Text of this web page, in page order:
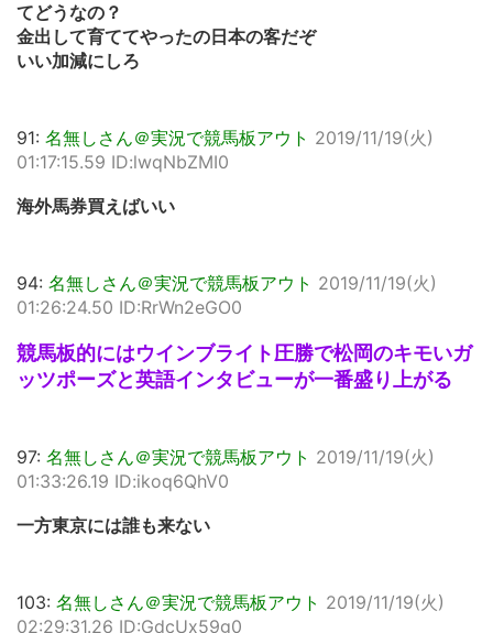
てどうなの？
金出して育ててやったの日本の客だぞ
いい加減にしろ
91: 名無しさん＠実況で競馬板アウト 2019/11/19(火)
01:17:15.59 ID:lwqNbZMI0
海外馬券買えばいい
94: 名無しさん＠実況で競馬板アウト 2019/11/19(火)
01:26:24.50 ID:RrWn2eGO0
競馬板的にはウインブライト圧勝で松岡のキモいガ
ッツポーズと英語インタビューが一番盛り上がる
97: 名無しさん＠実況で競馬板アウト 2019/11/19(火)
01:33:26.19 ID:ikoq6QhV0
一方東京には誰も来ない
103: 名無しさん＠実況で競馬板アウト 2019/11/19(火)
02:29:31.26 ID:GdcUx59g0